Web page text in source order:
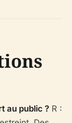
au public ? R :